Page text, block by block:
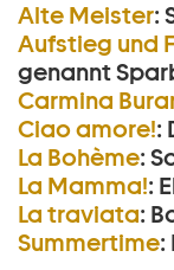
Alte Meister:
Aufstieg und
genannt
Carmina
Ciao amore!:
La Bohème:
La Mamma!:
La traviata:
Summertime: